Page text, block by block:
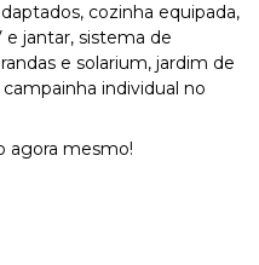
cozinha equipada,
e jantar, sistema de
e solarium, jardim de
individual no
agora mesmo!